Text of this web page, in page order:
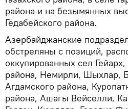
района и на безымянных
Гедабейского района.
Азербайджанские
обстреляны с позиций,
оккупированных сел
района, Немирли, Шыхлар,
Агдамского района,
района, Ашагы Вейселли,